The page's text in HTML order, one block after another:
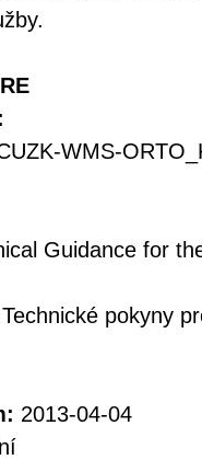
WMS-
Guidance for
Technické pokyny
2013-04-04